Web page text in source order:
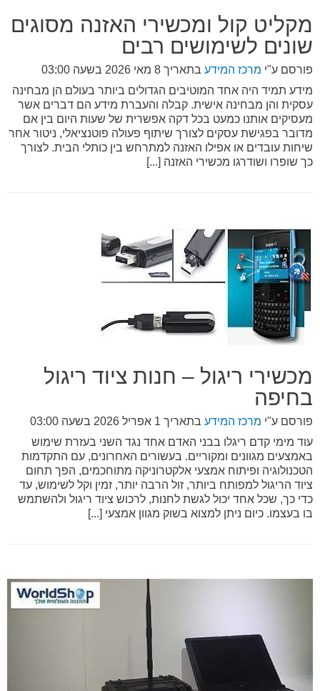
מקליט קול ומכשירי האזנה מסוגים
שונים לשימושים רבים
פורסם ע"י מרכז המידע בתאריך 8 מאי 2026 בשעה 03:00
מידע תמיד היה אחד המוטיבים הגדולים ביותר בעולם הן מבחינה
עסקית והן מבחינה אישית. קבלה והעברת מידע הם דברים אשר
מעסיקים אותנו כמעט בכל דקה אפשרית של שעות היום בין אם
מדובר בפגישת עסקים לצורך שיתוף פעולה פוטנציאלי, ניטור אחר
שיחות עובדים או אפילו האזנה למתרחש בין כותלי הבית. לצורך
כך שופרו ושודרגו מכשירי האזנה [...]
מכשירי ריגול – חנות ציוד ריגול
בחיפה
פורסם ע"י מרכז המידע בתאריך 1 אפריל 2026 בשעה 03:00
עוד מימי קדם ריגלו בבני האדם אחד נגד השני בעזרת שימוש
באמצעים מגוונים ומקוריים. בעשורים האחרונים, עם התקדמות
הטכנולוגיה ופיתוח אמצעי אלקטרוניקה מתוחכמים, הפך תחום
ציוד הריגול למפותח ביותר, זול הרבה יותר, זמין וקל לשימוש, עד
כדי כך, שכל אחד יכול לגשת לחנות, לרכוש ציוד ריגול ולהשתמש
בו בעצמו. כיום ניתן למצוא בשוק מגוון אמצעי [...]